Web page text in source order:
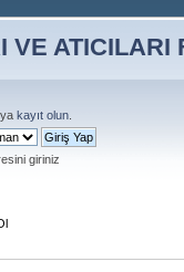
kayıt olun
giriniz